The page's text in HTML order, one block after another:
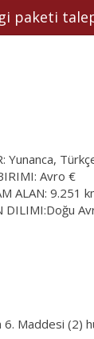
paketi
Yunanca,
Avro €
ALAN: 9.251
DILIMI:Doğu
Maddesi (2)